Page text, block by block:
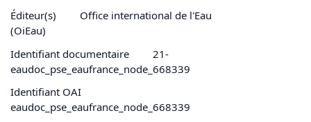
Éditeur(s)
Office international de l'Eau
(OiEau)
Identifiant documentaire
21-
eaudoc_pse_eaufrance_node_668339
Identifiant OAI
eaudoc_pse_eaufrance_node_668339